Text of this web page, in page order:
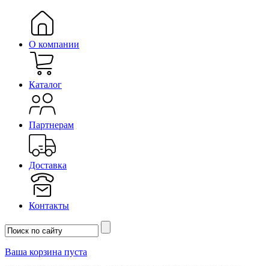
О компании
Каталог
Партнерам
Доставка
Контакты
Ваша корзина пуста